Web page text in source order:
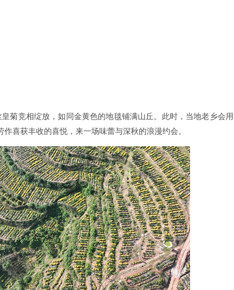
菊竞相绽放，如同金黄色的地毯铺满山丘。此时，当地老乡会用
喜获丰收的喜悦，来一场味蕾与深秋的浪漫约会。